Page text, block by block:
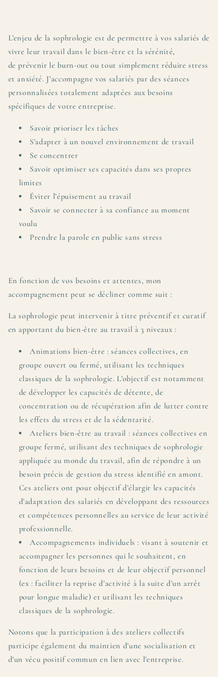
L’enjeu de la sophrologie est de permettre à vos salariés de
vivre leur travail dans le bien-être et la sérénité,
de prévenir le burn-out ou tout simplement réduire stress
et anxiété. J’accompagne vos salariés par des séances
personnalisées totalement adaptées aux besoins
spécifiques de votre entreprise.
Savoir prioriser les tâches
S'adapter à un nouvel environnement de travail
Se concentrer
Savoir optimiser ses capacités dans ses propres
limites
Éviter l’épuisement au travail
Savoir se connecter à sa confiance au moment
voulu
Prendre la parole en public sans stress
En fonction de vos besoins et attentes, mon
accompagnement peut se décliner comme suit :
La sophrologie peut intervenir à titre préventif et curatif
en apportant du bien-être au travail à 3 niveaux :
Animations bien-être : séances collectives, en
groupe ouvert ou fermé, utilisant les techniques
classiques de la sophrologie. L’objectif est notamment
de développer les capacités de détente, de
concentration ou de récupération afin de lutter contre
les effets du stress et de la sédentarité.
Ateliers bien-être au travail : séances collectives en
groupe fermé, utilisant des techniques de sophrologie
appliquée au monde du travail, afin de répondre à un
besoin précis de gestion du stress identifié en amont.
Ces ateliers ont pour objectif d’élargir les capacités
d’adaptation des salariés en développant des ressources
et compétences personnelles au service de leur activité
professionnelle.
Accompagnements individuels : visant à soutenir et
accompagner les personnes qui le souhaitent, en
fonction de leurs besoins et de leur objectif personnel
(ex : faciliter la reprise d’activité à la suite d’un arrêt
pour longue maladie) et utilisant les techniques
classiques de la sophrologie.
Notons que la participation à des ateliers collectifs
participe également du maintien d’une socialisation et
d’un vécu positif commun en lien avec l’entreprise.